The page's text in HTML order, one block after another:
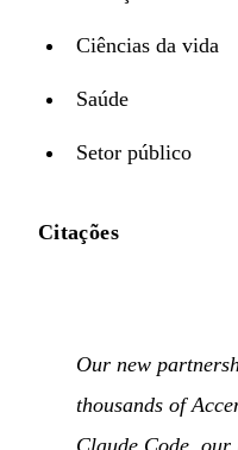
Ciências da vida
Saúde
Setor público
Citações
Our new
thousands of
Claude Code, our